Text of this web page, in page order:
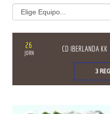
26
JORN CD IBERLANDA KK
3